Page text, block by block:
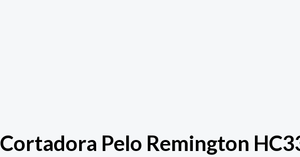
Cortadora Pelo Remington